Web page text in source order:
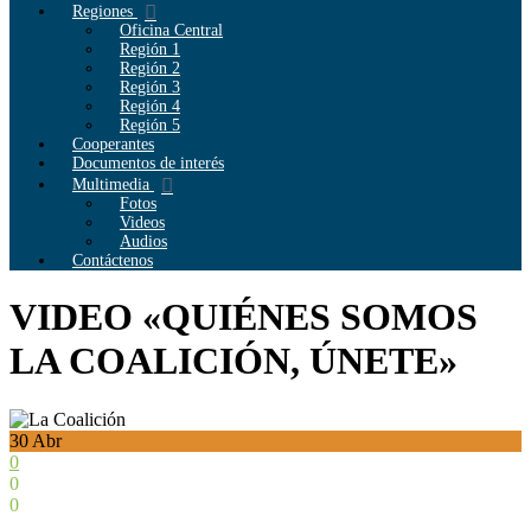
Regiones
Oficina Central
Región 1
Región 2
Región 3
Región 4
Región 5
Cooperantes
Documentos de interés
Multimedia
Fotos
Videos
Audios
Contáctenos
VIDEO «QUIÉNES SOMOS
LA COALICIÓN, ÚNETE»
30 Abr
0
0
0